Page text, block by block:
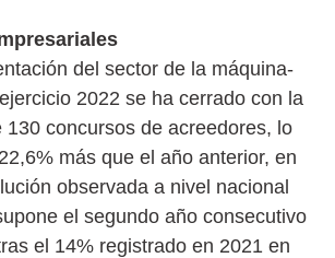
del sector de la máquina-
2022 se ha cerrado con la
130 concursos de acreedores, lo
más que el año anterior, en
observada a nivel nacional
el segundo año consecutivo
el 14% registrado en 2021 en